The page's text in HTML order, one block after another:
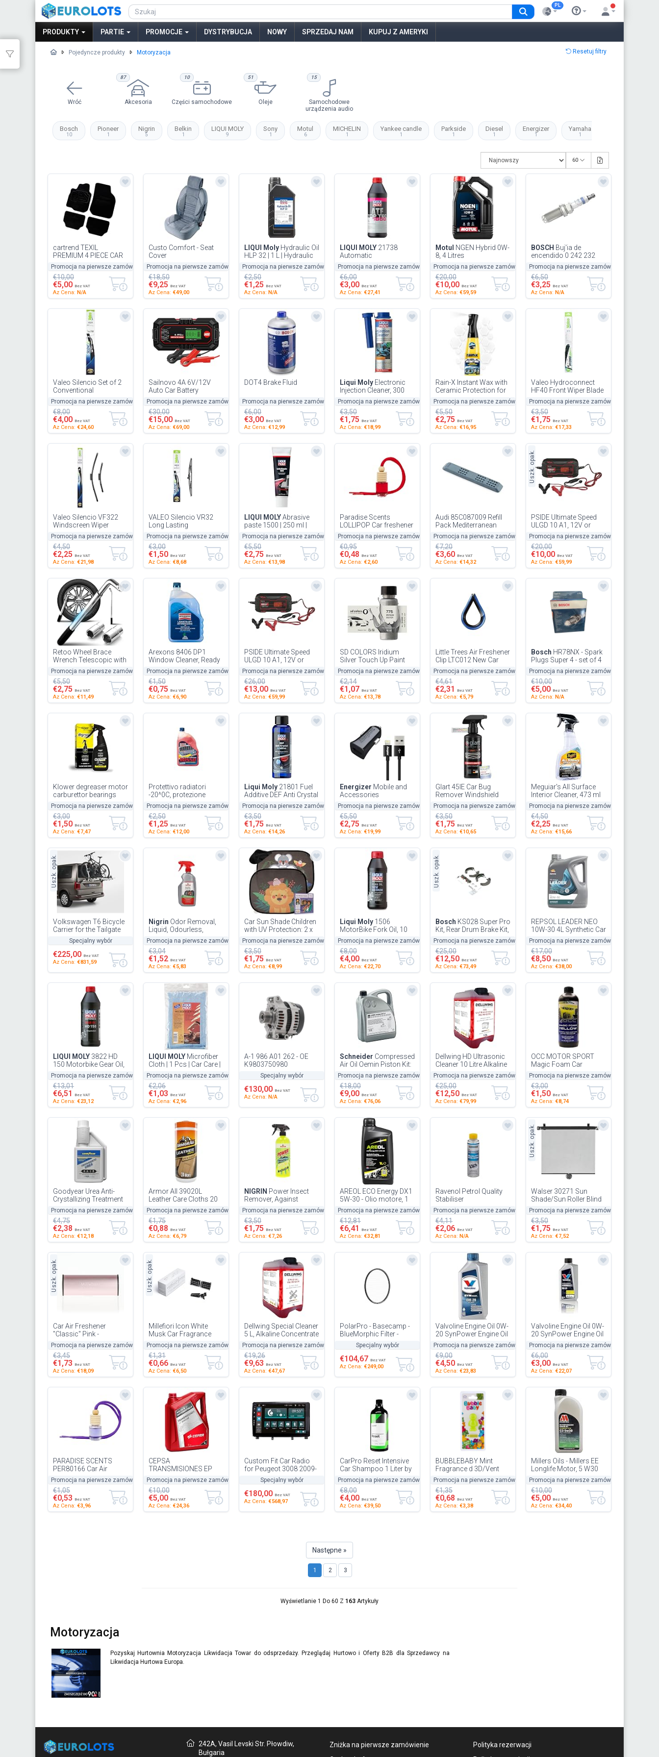
PL
PRODUKTY PARTIE PROMOCJE DYSTRYBUCJA NOWY SPRZEDAJ NAM KUPUJ Z AMERYKI
Pojedyncze produkty Motoryzacja Resetuj filtry
Wróć
87
Akcesoria
10
Części samochodowe
51
Oleje
15
Samochodowe
urządzenia audio
Bosch
10
Pioneer
1
Nigrin
5
Belkin
1
LIQUI MOLY
9
Sony
1
Motul
6
MICHELIN
1
Yankee candle
1
Parkside
1
Diesel
1
Energizer
1
Yamaha
1
60
Promocja na pierwsze zamówienie -50%
cartrend TEXIL
PREMIUM 4 PIECE CAR
FLOOR MAT DURABLE
HEAVY DUTY MAT WITH
NON SLIP BACKING...
€10,00
€5,00 Bez VAT
Az Cena: N/A
Promocja na pierwsze zamówienie -50%
Custo Comfort - Seat
Cover
€18,50
€9,25 Bez VAT
Az Cena: €49,00
Promocja na pierwsze zamówienie -50%
LIQUI Moly Hydraulic Oil
HLP 32 | 1 L | Hydraulic
Oil | Item No.: 23191
€2,50
€1,25 Bez VAT
Az Cena: N/A
Promocja na pierwsze zamówienie -50%
LIQUI MOLY 21738
Automatic
Transmission Oil (ATF)
1L Red
€6,00
€3,00 Bez VAT
Az Cena: €27,41
Promocja na pierwsze zamówienie -50%
Motul
NGEN Hybrid 0W-
8, 4 Litres
€20,00
€10,00 Bez VAT
Az Cena: €59,59
Promocja na pierwsze zamówienie
BOSCH Buj'ia de
encendido 0 242 232
515 Ancho de llave: 16
mm Long. de rosca:
26,5mm Compa...
€6,50
€3,25 Bez VAT
Az Cena: N/A
Promocja na pierwsze zamówienie -50%
Valeo Silencio Set of 2
Conventional
Aerodynamic Wiper
Blades with Spoiler
VM212 Front 600...
€8,00
€4,00 Bez VAT
Az Cena: €24,60
Promocja na pierwsze zamówienie -50%
Sailnovo 4A 6V/12V
Auto Car Battery
Charger with
Temperature
Compensation, Battery
Mainten...
€30,00
€15,00 Bez VAT
Az Cena: €69,00
Promocja na pierwsze zamówienie -50%
DOT4 Brake Fluid
€6,00
€3,00 Bez VAT
Az Cena: €12,99
Promocja na pierwsze zamówienie -50%
Liqui Moly Electronic
Injection Cleaner, 300
ml, Petroladitive, SKU:
1803
€3,50
€1,75 Bez VAT
Az Cena: €18,99
Promocja na pierwsze zamówienie -50%
Rain-X Instant Wax with
Ceramic Protection for
Cars - 600 ml
€5,50
€2,75 Bez VAT
Az Cena: €16,95
Promocja na pierwsze zamówienie
Valeo Hydroconnect
HF40 Front Wiper Blade
400 mm
€3,50
€1,75 Bez VAT
Az Cena: €17,33
Promocja na pierwsze zamówienie -50%
Valeo Silencio VF322
Windscreen Wiper
Blades - Front - 600
mm/400 mm
€4,50
€2,25 Bez VAT
Az Cena: €21,98
Promocja na pierwsze zamówienie -50%
VALEO Silencio VR32
Long Lasting
Conventional Wiper
Blade, Heavy Duty, Great
for All Seaso...
€3,00
€1,50 Bez VAT
Az Cena: €8,68
Promocja na pierwsze zamówienie -50%
LIQUI MOLYAbrasive
paste 1500 | 250 ml |
paint care/varnish
cleaning/polishing | item
no....
€5,50
€2,75 Bez VAT
Az Cena: €13,98
Promocja na pierwsze zamówienie -50%
Paradise Scents
LOLLIPOP Car freshener
Bottle to Hang,
PER80164, Red
€0,95
€0,48 Bez VAT
Az Cena: €2,60
Promocja na pierwsze zamówienie -50%
Audi 85C087009 Refill
Pack Mediterranean
Blue for Designer
Fragrance Dispenser
85B087009A
€7,20
€3,60 Bez VAT
Az Cena: €14,32
Uszk. opak.
Promocja na pierwsze zamówienie
PSIDE Ultimate Speed
ULGD 10 A1, 12V or
24V/Capacity 20-300Ah
/ 8 Programmes
€20,00
€10,00 Bez VAT
Az Cena: €59,99
Promocja na pierwsze zamówienie -50%
Retoo Wheel Brace
Wrench Telescopic with
17/19 mm and 21/23
mm Standard Sockets,
Wheel Nut...
€5,50
€2,75 Bez VAT
Az Cena: €11,49
Promocja na pierwsze zamówienie -50%
Arexons 8406 DP1
Window Cleaner, Ready
to Use, Anti-Limescale,
Lemon Scent, 2L
€1,50
€0,75 Bez VAT
Az Cena: €6,90
Promocja na pierwsze zamówienie -50%
PSIDE Ultimate Speed
ULGD 10 A1, 12V or
24V/Capacity 20-300Ah
/ 8 Programmes
€26,00
€13,00 Bez VAT
Az Cena: €59,99
Promocja na pierwsze zamówienie -50%
SD COLORS Iridium
Silver Touch Up Paint
775/9775-15ML
Scratch Repair Paint
Color Code 775/...
€2,14
€1,07 Bez VAT
Az Cena: €13,78
Promocja na pierwsze zamówienie -50%
Little Trees Air Freshener
Clip LTC012 New Car
Fragrance For Car
Home Boat Caravan -
Singl...
€4,61
€2,31 Bez VAT
Az Cena: €5,79
Promocja na pierwsze zamówienie
Bosch HR78NX - Spark
Plugs Super 4 - set of 4
€10,00
€5,00 Bez VAT
Az Cena: N/A
Promocja na pierwsze zamówienie -50%
Klower degreaser motor
carburettor bearings
professional pistons
workshop auto office
750...
€3,00
€1,50 Bez VAT
Az Cena: €7,47
Promocja na pierwsze zamówienie -50%
Protettivo radiatori
-20^0C, protezione
radiatori.
€2,50
€1,25 Bez VAT
Az Cena: €12,00
Promocja na pierwsze zamówienie -50%
Liqui Moly 21801 Fuel
Additive DEF Anti Crystal
Additive P005507 100
ml
€3,50
€1,75 Bez VAT
Az Cena: €14,26
Promocja na pierwsze zamówienie -50%
Energizer Mobile and
Accessories
DCA1ACLB3 Car
Charger 1 A 1 USB
Lightning Cable
Included...
€5,50
€2,75 Bez VAT
Az Cena: €19,99
Promocja na pierwsze zamówienie -50%
Glart 45IE Car Bug
Remover Windshield
Headlight Paint Rust
Remover 500ml Car
Care Cleaner
€3,50
€1,75 Bez VAT
Az Cena: €10,65
Promocja na pierwsze zamówienie
Meguiar's All Surface
Interior Cleaner, 473 ml
€4,50
€2,25 Bez VAT
Az Cena: €15,66
Uszk. opak.
Specjalny wybór
Volkswagen T6 Bicycle
Carrier for the Tailgate
7E0071104
€225,00 Bez VAT
Az Cena: €831,59
Promocja na pierwsze zamówienie -50%
Nigrin Odor Removal,
Liquid, Odourless,
Textile Odour Removal
€3,04
€1,52 Bez VAT
Az Cena: €5,83
Promocja na pierwsze zamówienie -50%
Car Sun Shade Children
with UV Protection: 2 x
Sun Visor Car Children -
Cute Animal Motifs...
€3,50
€1,75 Bez VAT
Az Cena: €8,99
Promocja na pierwsze zamówienie -50%
Liqui Moly 1506
MotorBike Fork Oil, 10
W, Medium, 1 x 500 ml
€8,00
€4,00 Bez VAT
Az Cena: €22,70
Uszk. opak.
Promocja na pierwsze zamówienie -50%
Bosch KS028 Super Pro
Kit, Rear Drum Brake Kit,
1 Set Pre-Assembled
€25,00
€12,50 Bez VAT
Az Cena: €73,49
Promocja na pierwsze zamówienie
REPSOL LEADER NEO
10W-30 4L Synthetic Car
Lubricant
€17,00
€8,50 Bez VAT
Az Cena: €38,00
Promocja na pierwsze zamówienie -50%
LIQUI MOLY 3822 HD
150 Motorbike Gear Oil,
1 L
€13,01
€6,51 Bez VAT
Az Cena: €23,12
Promocja na pierwsze zamówienie
LIQUI MOLY Microfiber
Cloth | 1 Pcs | Car Care |
SKU: 1651
€2,06
€1,03 Bez VAT
Az Cena: €2,96
Specjalny wybór
A-1 986 A01 262 - OE
K9803750980
Alternator for Berlingo
C4 G-Picasso I (UA) C4
G-Picasso...
€130,00 Bez VAT
Az Cena: N/A
Promocja na pierwsze zamówienie -50%
Schneider Compressed
Air Oil Oemin Piston Kit:
Set 3, B111002
€18,00
€9,00 Bez VAT
Az Cena: €76,06
Promocja na pierwsze zamówienie -50%
Dellwing HD Ultrasonic
Cleaner 10 Litre Alkaline
Concentrate Cleaner for
Car Parts, Carbur...
€25,00
€12,50 Bez VAT
Az Cena: €79,99
Promocja na pierwsze zamówienie
OCC MOTOR SPORT
Magic Foam Car
Concentrate Shampoo
Professional Foam 500
ml Blue
€3,00
€1,50 Bez VAT
Az Cena: €8,74
Promocja na pierwsze zamówienie -50%
Goodyear Urea Anti-
Crystallizing Treatment
for AdBlue Systems
with Pro Additive Doser.
AdB...
€4,75
€2,38 Bez VAT
Az Cena: €12,18
Promocja na pierwsze zamówienie -50%
Armor All 39020L
Leather Care Cloths 20
Piece
€1,75
€0,88 Bez VAT
Az Cena: €6,79
Promocja na pierwsze zamówienie -50%
NIGRIN Power Insect
Remover, Against
Stubborn Insect
Residues, Material-
Friendly, Polycarb...
€3,50
€1,75 Bez VAT
Az Cena: €7,26
Promocja na pierwsze zamówienie -50%
AREOL ECO Energy DX1
5W-30 - Olio motore, 1
litro
€12,81
€6,41 Bez VAT
Az Cena: €32,81
Promocja na pierwsze zamówienie -50%
Ravenol Petrol Quality
Stabiliser
€4,11
€2,06 Bez VAT
Az Cena: N/A
Uszk. opak.
Promocja na pierwsze zamówienie
Walser 30271 Sun
Shade/Sun Roller Blind
Set for the Side
Windows 43 x 58 cm
€3,50
€1,75 Bez VAT
Az Cena: €7,52
Uszk. opak.
Promocja na pierwsze zamówienie -50%
Car Air Freshener
"Classic" Pink -
Magnolia Blossom &
Wood
€3,45
€1,73 Bez VAT
Az Cena: €18,09
Uszk. opak.
Promocja na pierwsze zamówienie -50%
Millefiori Icon White
Musk Car Fragrance
Refill
€1,31
€0,66 Bez VAT
Az Cena: €6,50
Promocja na pierwsze zamówienie
Dellwing Special Cleaner
5 L, Alkaline Concentrate
for Car Parts,
Carburettor Cleaner,
Mad...
€19,26
€9,63 Bez VAT
Az Cena: €47,67
Specjalny wybór
PolarPro - Basecamp -
BlueMorphic Filter -
Level 3 - FX Filter - Strip
Filter - Anamorphic...
€104,67 Bez VAT
Az Cena: €249,00
Promocja na pierwsze zamówienie -50%
Valvoline Engine Oil 0W-
20 SynPower Engine Oil
ACEA C5 API SN Plus
XL-IV C5 1L
Compatible...
€9,00
€4,50 Bez VAT
Az Cena: €23,83
Promocja na pierwsze zamówienie
Valvoline Engine Oil 0W-
20 SynPower Engine Oil
API SP-RC DX1 1L
Compatible with Nissan
Qas...
€6,00
€3,00 Bez VAT
Az Cena: €22,07
Promocja na pierwsze zamówienie -50%
PARADISE SCENTS
PER80166 Car Air
Fresheners, Purple
€1,05
€0,53 Bez VAT
Az Cena: €3,96
Promocja na pierwsze zamówienie
CEPSA
TRANSMISIONES EP
85W140 Mineral oil for
manual transmissions
and gearboxes 5 litres
€10,00
€5,00 Bez VAT
Az Cena: €24,36
Specjalny wybór
Custom Fit Car Radio
for Peugeot 3008 2009-
2016 Android GPS
Bluetooth WiFi Dab USB
Full HD...
€180,00 Bez VAT
Az Cena: €568,97
Promocja na pierwsze zamówienie -50%
CarPro Reset Intensive
Car Shampoo 1 Liter by
CarPro
€8,00
€4,00 Bez VAT
Az Cena: €39,50
Promocja na pierwsze zamówienie -50%
BUBBLEBABY Mint
Fragrance d 3D/Vent
Clip Car Vent Air
Freshener And Odour
Eliminator (Pack...
€1,35
€0,68 Bez VAT
Az Cena: €3,38
Promocja na pierwsze zamówienie
Millers Oils - Millers EE
Longlife Motor, 5 W30
Oil 1 L
€10,00
€5,00 Bez VAT
Az Cena: €34,40
Następne »
1 2 3
Wyświetlanie 1 Do 60 Z 163Artykuły
Motoryzacja
Pozyskaj Hurtownia Motoryzacja Likwidacja Towar do odsprzedaży. Przeglądaj Hurtowo i Oferty B2B dla Sprzedawcy na
Likwidacja Hurtowa Europa.
242A, Vasil Levski Str. Płowdiw,
Bułgaria
Zniżka na pierwsze zamówienie
Polityka rezerwacji